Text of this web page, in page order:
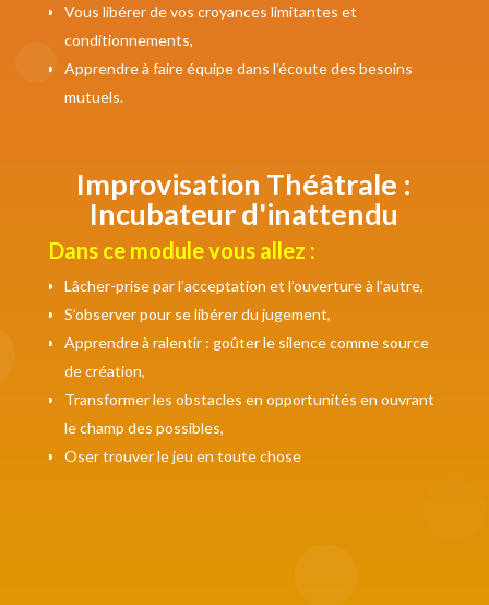
Vous libérer de vos croyances limitantes et
conditionnements,
Apprendre à faire équipe dans l’écoute des besoins
mutuels.
Improvisation Théâtrale :
Incubateur d'inattendu
Dans ce module vous allez :
Lâcher-prise par l’acceptation et l’ouverture à l’autre,
S’observer pour se libérer du jugement,
Apprendre à ralentir : goûter le silence comme source
de création,
Transformer les obstacles en opportunités en ouvrant
le champ des possibles,
Oser trouver le jeu en toute chose